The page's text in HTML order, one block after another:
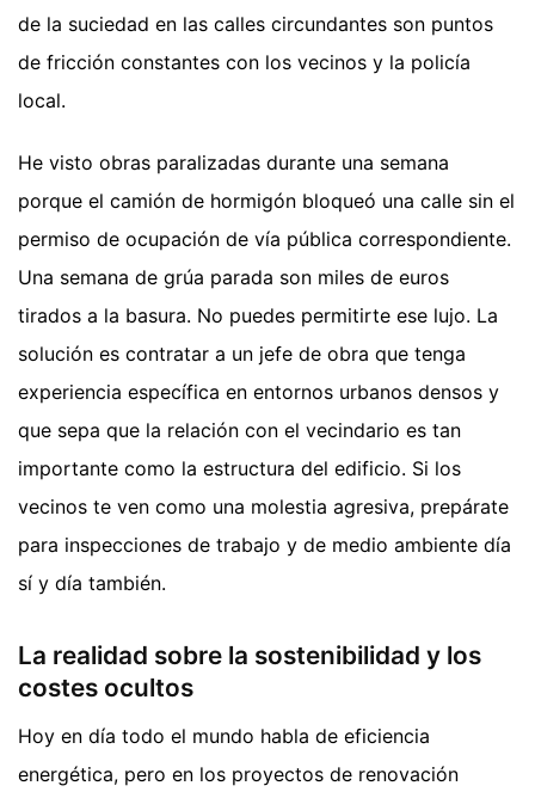
de la suciedad en las calles circundantes son puntos
de fricción constantes con los vecinos y la policía
local.
He visto obras paralizadas durante una semana
porque el camión de hormigón bloqueó una calle sin el
permiso de ocupación de vía pública correspondiente.
Una semana de grúa parada son miles de euros
tirados a la basura. No puedes permitirte ese lujo. La
solución es contratar a un jefe de obra que tenga
experiencia específica en entornos urbanos densos y
que sepa que la relación con el vecindario es tan
importante como la estructura del edificio. Si los
vecinos te ven como una molestia agresiva, prepárate
para inspecciones de trabajo y de medio ambiente día
sí y día también.
La realidad sobre la sostenibilidad y los
costes ocultos
Hoy en día todo el mundo habla de eficiencia
energética, pero en los proyectos de renovación